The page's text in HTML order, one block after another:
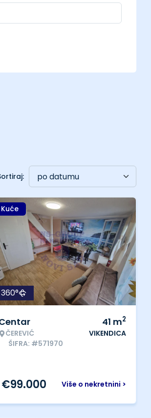
: po datumu
Kuće
360°
ČEREVIĆ
ŠIFRA: #571970
41 m2
VIKENDICA
Više o nekretnini >
€99.000